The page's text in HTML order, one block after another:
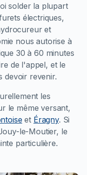
solder la plupart
électriques,
et
nous autorise à
30 à 60 minutes
de l'appel, et le
devoir revenir.
les
le même versant,
et Éragny. Si
le-Moutier, le
particulière.